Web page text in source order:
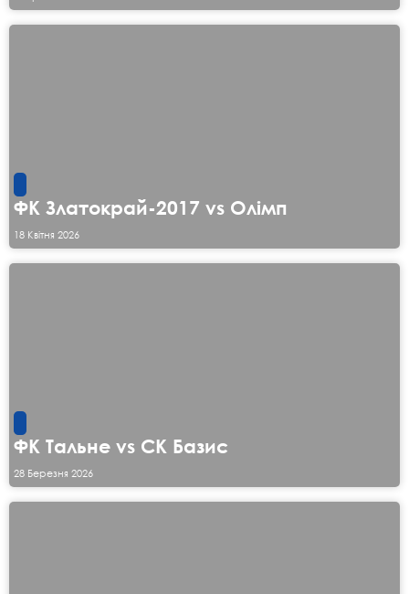
ФК Златокрай-2017 vs Олімп
18 Квітня 2026
ФК Тальне vs СК Базис
28 Березня 2026